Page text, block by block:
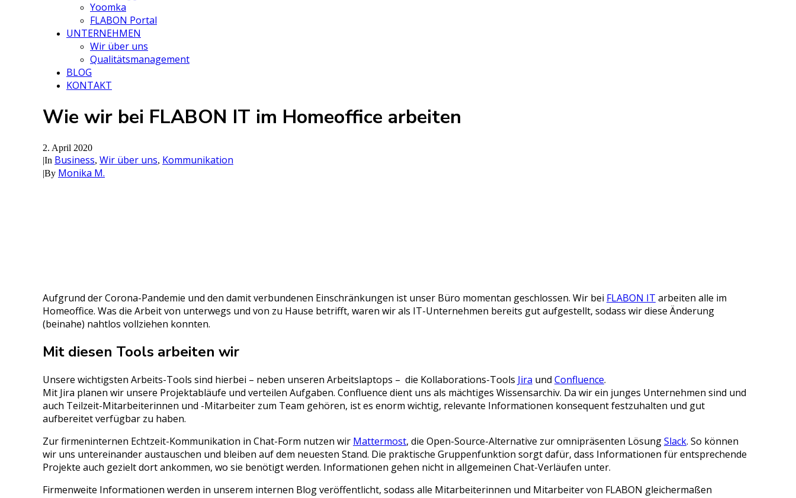
Yoomka
FLABON Portal
UNTERNEHMEN
Wir über uns
Qualitätsmanagement
BLOG
KONTAKT
Wie wir bei FLABON IT im Homeoffice arbeiten
2. April 2020
|In Business, Wir über uns, Kommunikation
|By Monika M.
Aufgrund der Corona-Pandemie und den damit verbundenen Einschränkungen ist unser Büro momentan geschlossen. Wir bei FLABON IT arbeiten alle im
Homeoffice. Was die Arbeit von unterwegs und von zu Hause betrifft, waren wir als IT-Unternehmen bereits gut aufgestellt, sodass wir diese Änderung
(beinahe) nahtlos vollziehen konnten.
Mit diesen Tools arbeiten wir
Unsere wichtigsten Arbeits-Tools sind hierbei – neben unseren Arbeitslaptops – die Kollaborations-Tools Jira und Confluence.
Mit Jira planen wir unsere Projektabläufe und verteilen Aufgaben. Confluence dient uns als mächtiges Wissensarchiv. Da wir ein junges Unternehmen sind und
auch Teilzeit-Mitarbeiterinnen und -Mitarbeiter zum Team gehören, ist es enorm wichtig, relevante Informationen konsequent festzuhalten und gut
aufbereitet verfügbar zu haben.
Zur firmeninternen Echtzeit-Kommunikation in Chat-Form nutzen wir Mattermost, die Open-Source-Alternative zur omnipräsenten LösungSlack. So können
wir uns untereinander austauschen und bleiben auf dem neuesten Stand. Die praktische Gruppenfunktion sorgt dafür, dass Informationen für entsprechende
Projekte auch gezielt dort ankommen, wo sie benötigt werden. Informationen gehen nicht in allgemeinen Chat-Verläufen unter.
Firmenweite Informationen werden in unserem internen Blog veröffentlicht, sodass alle Mitarbeiterinnen und Mitarbeiter von FLABON gleichermaßen